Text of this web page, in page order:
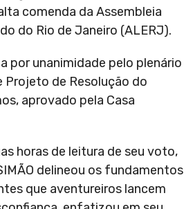
comenda da Assembleia
do Rio de Janeiro (ALERJ).
por unanimidade pelo plenário
de Resolução do
aprovado pela Casa
horas de leitura de seu voto,
delineou os fundamentos
que aventureiros lancem